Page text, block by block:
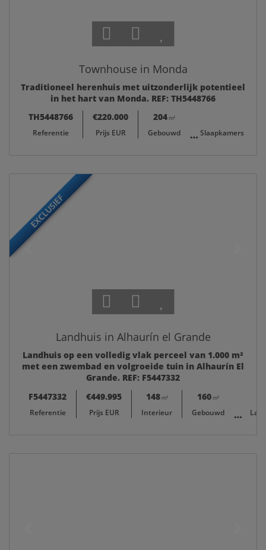
Townhouse in Monda
Traditioneel herenhuis met uitzonderlijk potentieel
in het hart van Monda. REF: TH5448766
TH5448766
Referentie
€220.000
Prijs EUR
204 m²
Gebouwd Slaapkamers
EXCLUSIEF
Landhuis in Alhaurín el Grande
Landhuis op een volledig vlak perceel van 1.000 m²
met een zwembad en volgroeide tuin in Alhaurín El
Grande. REF: F5447332
F5447332
Referentie
€449.995
Prijs EUR
148 m²
Interieur
160 m²
Gebouwd